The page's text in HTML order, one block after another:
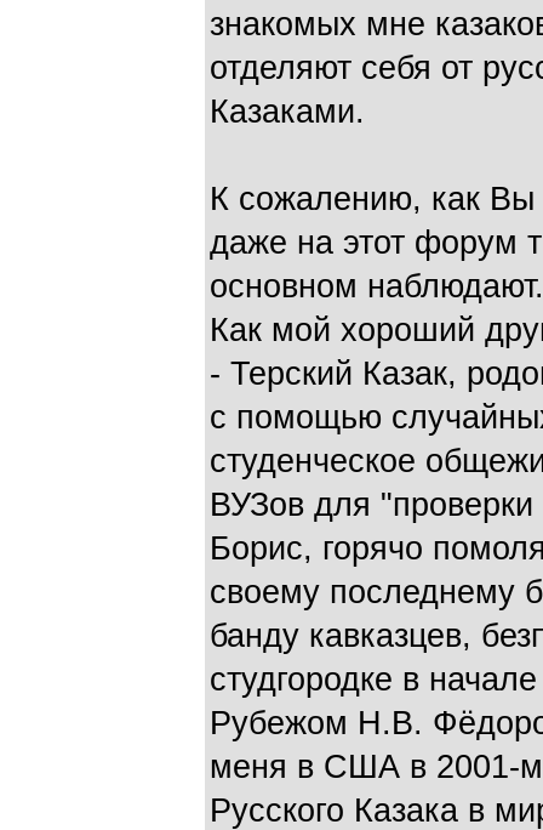
знакомых мне
отделяют себя от
Казаками.
К сожалению, как Вы
даже на этот форум
основном
Как мой хороший
- Терский Казак,
с помощью
студенческое
ВУЗов для "проверки
Борис, горячо
своему последнему
банду кавказцев,
студгородке в
Рубежом Н.В.
меня в США в 2001-м,
Русского Казака в